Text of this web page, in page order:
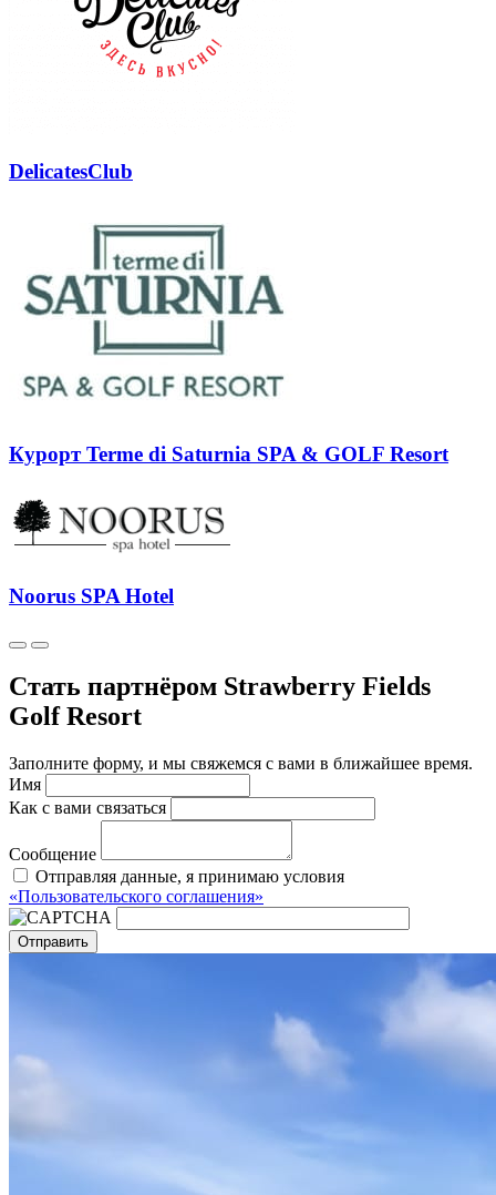
DelicatesClub
Курорт Terme di Saturnia SPA & GOLF Resort
Noorus SPA Hotel
Стать партнёром Strawberry Fields
Golf Resort
Заполните форму, и мы свяжемся с вами в ближайшее время.
Имя
Как с вами связаться
Сообщение
Отправляя данные, я принимаю условия
«Пользовательского соглашения»
Отправить